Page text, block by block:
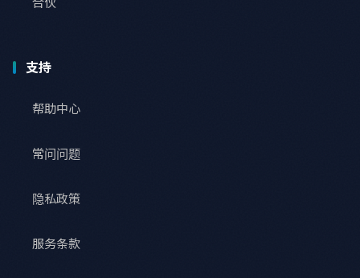
合伙
支持
帮助中心
常问问题
隐私政策
服务条款